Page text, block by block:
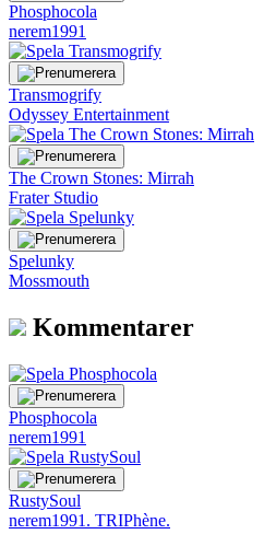
Phosphocola
nerem1991
Transmogrify
Odyssey Entertainment
The Crown Stones: Mirrah
Frater Studio
Spelunky
Mossmouth
Kommentarer
Phosphocola
nerem1991
RustySoul
nerem1991. TRIPhène.